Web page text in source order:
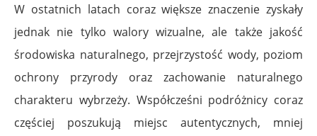
W ostatnich latach coraz większe znaczenie zyskały
jednak nie tylko walory wizualne, ale także jakość
środowiska naturalnego, przejrzystość wody, poziom
ochrony przyrody oraz zachowanie naturalnego
charakteru wybrzeży. Współcześni podróżnicy coraz
częściej poszukują miejsc autentycznych, mniej